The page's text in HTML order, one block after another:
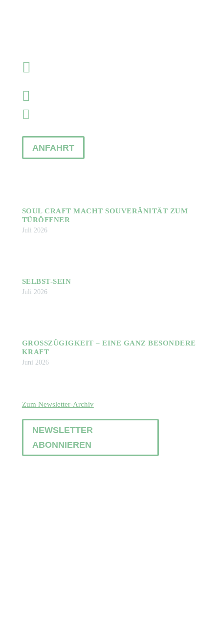



ANFAHRT
SOUL CRAFT MACHT SOUVERÄNITÄT ZUM
TÜRÖFFNER
Juli 2026
SELBST-SEIN
Juli 2026
GROSSZÜGIGKEIT – EINE GANZ BESONDERE K
RAFT
Juni 2026
Zum Newsletter-Archiv
NEWSLETTER
ABONNIEREN